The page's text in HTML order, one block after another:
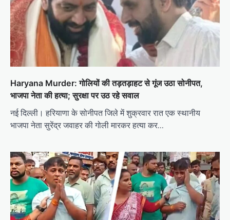
Haryana Murder: गोलियों की तड़तड़ाहट से गूंज उठा सोनीपत,
भाजपा नेता की हत्या; सुरक्षा पर उठ रहे सवाल
नई दिल्ली। हरियाणा के सोनीपत जिले में शुक्रवार रात एक स्थानीय
भाजपा नेता सुरेंद्र जवाहर की गोली मारकर हत्या कर…